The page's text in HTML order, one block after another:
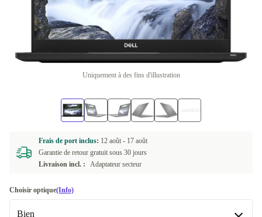
Uniquement à des fins d'illustration
Frais de port inclus: 12 août - 17 août
Garantie de retour gratuit sous 30 jours
Livraison incl. :
Adaptateur secteur
Choisir optique(Info)
Bien